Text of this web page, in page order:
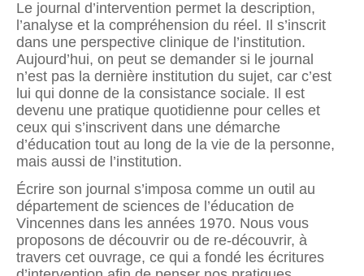
Le journal d’intervention permet la description,
l’analyse et la compréhension du réel. Il s’inscrit
dans une perspective clinique de l’institution.
Aujourd’hui, on peut se demander si le journal
n’est pas la dernière institution du sujet, car c’est
lui qui donne de la consistance sociale. Il est
devenu une pratique quotidienne pour celles et
ceux qui s’inscrivent dans une démarche
d’éducation tout au long de la vie de la personne,
mais aussi de l’institution.
Écrire son journal s’imposa comme un outil au
département de sciences de l’éducation de
Vincennes dans les années 1970. Nous vous
proposons de découvrir ou de re-découvrir, à
travers cet ouvrage, ce qui a fondé les écritures